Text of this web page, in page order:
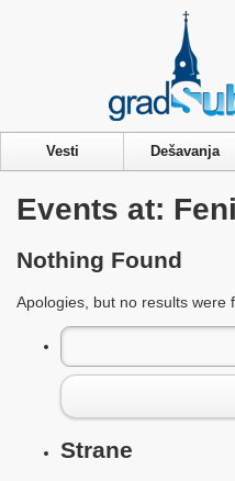
Vesti Dešavanja
Events at:
Nothing Found
Apologies, but no results were
Pretraga
za:
Strane
Privacy &